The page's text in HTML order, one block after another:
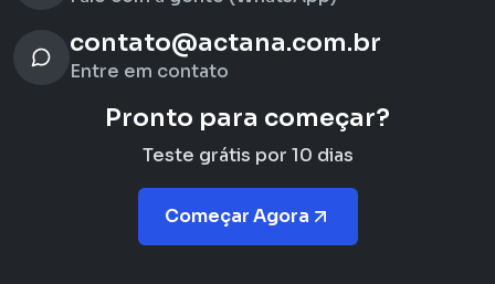
contato@actana.com.br
Entre em contato
Pronto para começar?
Teste grátis por 10 dias
Começar Agora